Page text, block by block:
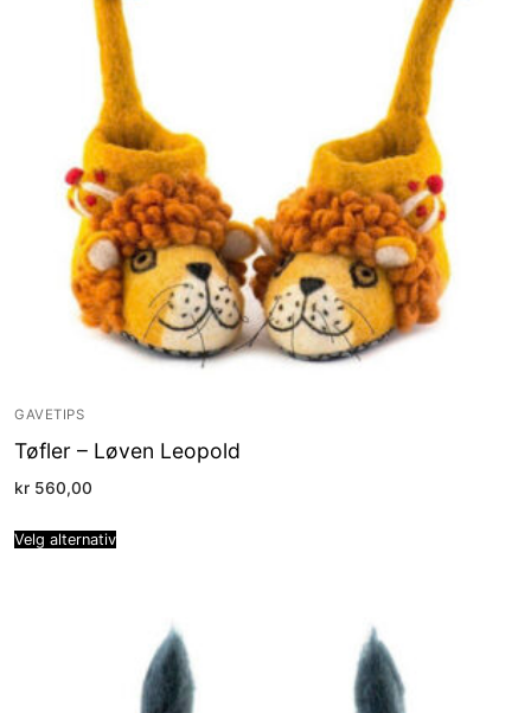
GAVETIPS
Tøfler – Løven Leopold
kr 560,00
Velg alternativ